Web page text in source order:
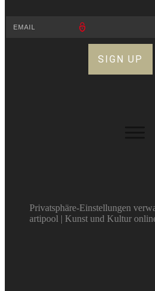
SIGN UP
Privatsphäre-Einstellungen
artipool | Kunst und Kultur